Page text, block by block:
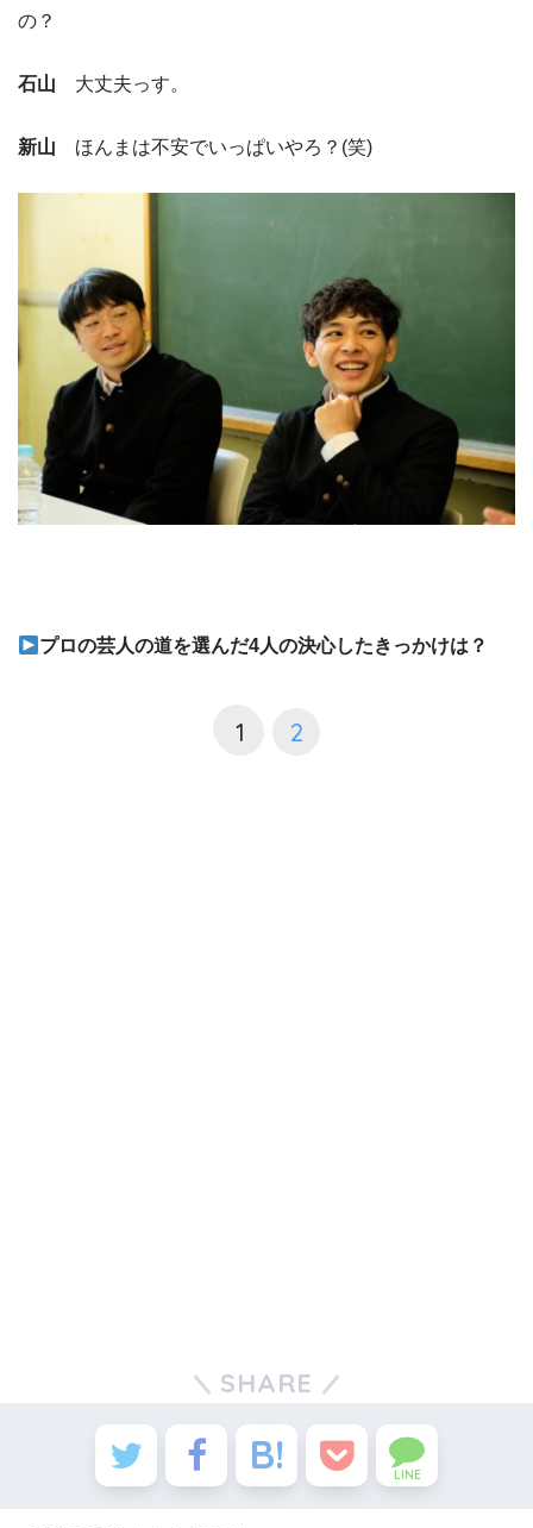
の？
石山 大丈夫っす。
新山 ほんまは不安でいっぱいやろ？(笑)
プロの芸人の道を選んだ4人の決心したきっかけは？
1 2
SHARE
LINE